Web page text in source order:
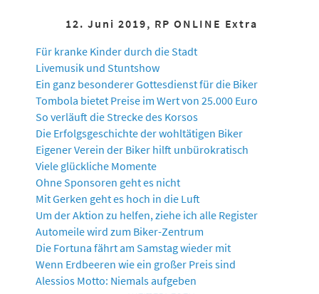
12. Juni 2019, RP ONLINE Extra
Für kranke Kinder durch die Stadt
Livemusik und Stuntshow
Ein ganz besonderer Gottesdienst für die Biker
Tombola bietet Preise im Wert von 25.000 Euro
So verläuft die Strecke des Korsos
Die Erfolgsgeschichte der wohltätigen Biker
Eigener Verein der Biker hilft unbürokratisch
Viele glückliche Momente
Ohne Sponsoren geht es nicht
Mit Gerken geht es hoch in die Luft
Um der Aktion zu helfen, ziehe ich alle Register
Automeile wird zum Biker-Zentrum
Die Fortuna fährt am Samstag wieder mit
Wenn Erdbeeren wie ein großer Preis sind
Alessios Motto: Niemals aufgeben